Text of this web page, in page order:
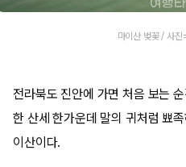
마이산 벚꽃 / 사
전라북도 진안에 가면 처음 보는
한 산세 한가운데 말의 귀처럼 뾰
이산이다.